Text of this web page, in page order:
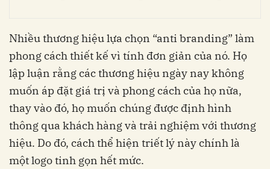
Nhiều thương hiệu lựa chọn “anti branding” làm
phong cách thiết kế vì tính đơn giản của nó. Họ
lập luận rằng các thương hiệu ngày nay không
muốn áp đặt giá trị và phong cách của họ nữa,
thay vào đó, họ muốn chúng được định hình
thông qua khách hàng và trải nghiệm với thương
hiệu. Do đó, cách thể hiện triết lý này chính là
một logo tinh gọn hết mức.